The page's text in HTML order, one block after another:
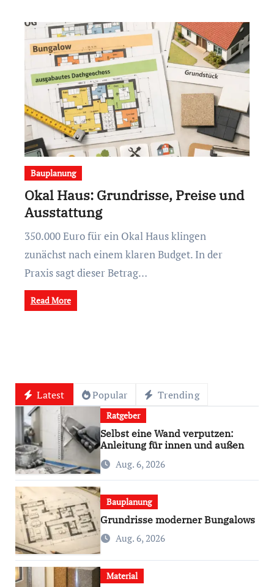
Bauplanung
Okal Haus: Grundrisse, Preise und
Ausstattung
350.000 Euro für ein Okal Haus klingen
zunächst nach einem klaren Budget. In der
Praxis sagt dieser Betrag…
Read More
Latest Popular Trending
Ratgeber
Selbst eine Wand verputzen:
Anleitung für innen und außen
Aug. 6, 2026
Bauplanung
Grundrisse moderner Bungalows
Aug. 6, 2026
Material